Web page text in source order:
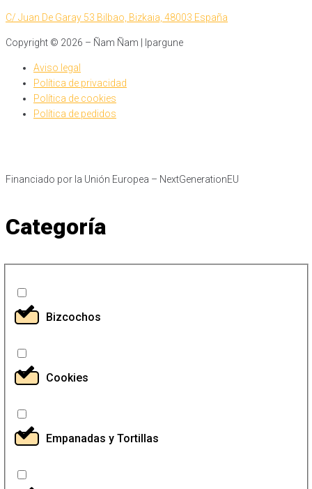
C/ Juan De Garay 53 Bilbao, Bizkaia, 48003 España
Copyright © 2026 – Ñam Ñam | Ipargune
Aviso legal
Política de privacidad
Política de cookies
Política de pedidos
Financiado por la Unión Europea – NextGenerationEU​
Categoría
Bizcochos
Cookies
Empanadas y Tortillas